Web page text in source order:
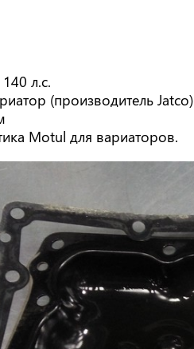
л.с.
(производитель Jatco)
Motul для вариаторов.